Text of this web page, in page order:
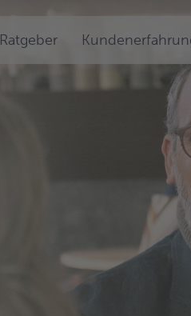
Ratgeber